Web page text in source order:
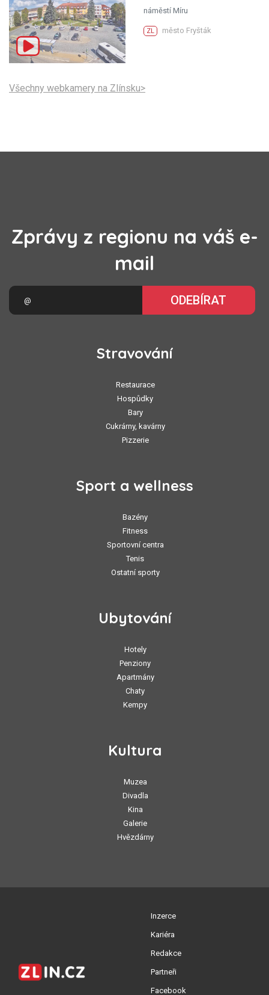
náměstí Míru
ZL město Fryšták
Všechny webkamery na Zlínsku>
Zprávy z regionu na váš e-
mail
ODEBÍRAT
Stravování
Restaurace
Hospůdky
Bary
Cukrárny, kavárny
Pizzerie
Sport a wellness
Bazény
Fitness
Sportovní centra
Tenis
Ostatní sporty
Ubytování
Hotely
Penziony
Apartmány
Chaty
Kempy
Kultura
Muzea
Divadla
Kina
Galerie
Hvězdárny
Inzerce
Kariéra
Redakce
Partneři
Facebook